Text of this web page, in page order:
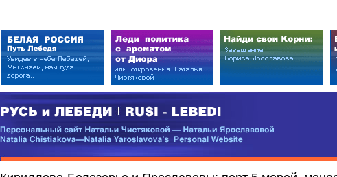
РУСЬ и ЛЕБЕДИ | RUSI — LEBEDI
Персональный сайт Натальи Чистяковой — Натальи Ярославовой